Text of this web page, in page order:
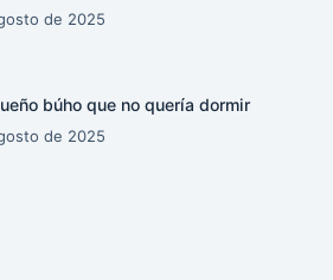
de 2025
búho que no quería dormir
de 2025